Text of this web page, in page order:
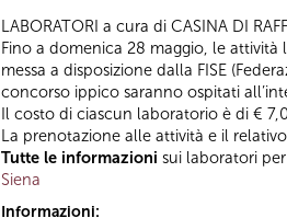
LABORATORI a cura di CASINA DI
Fino a domenica 28 maggio, le
messa a disposizione dalla FISE
concorso ippico saranno ospitati
Il costo di ciascun laboratorio è di €
La prenotazione alle attività e il
Tutte le informazioni sui laboratori
Siena
Informazioni: